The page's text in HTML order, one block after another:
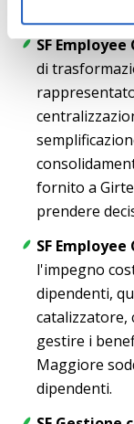
SF
di
fornito a
prendere
SF
l'impegno
dipendenti,
catalizzatore,
gestire i
Maggiore
dipendenti.